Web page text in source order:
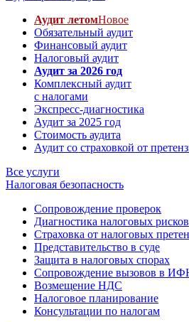
Аудит летомНовое
Обязательный аудит
Финансовый аудит
Налоговый аудит
Аудит за 2026 год
Комплексный аудит
с налогами
Экспресс-диагностика
Аудит за 2025 год
Стоимость аудита
Аудит со страховкой от
Все услуги
Налоговая безопасность
Сопровождение проверок
Диагностика налоговых рисков
Страховка от налоговых
Представительство в суде
Защита в налоговых спорах
Сопровождение вызовов в
Возмещение НДС
Налоговое планирование
Консультации по налогам